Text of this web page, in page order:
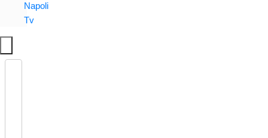
Napoli
Tv